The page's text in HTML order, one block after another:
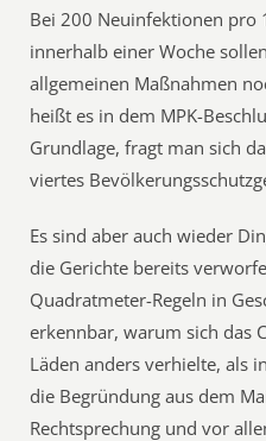
Bei 200 Neuinfektionen pro
innerhalb einer Woche
allgemeinen Maßnahmen
heißt es in dem MPK-
Grundlage, fragt man sich
viertes
Es sind aber auch wieder
die Gerichte bereits
Quadratmeter-Regeln in
erkennbar, warum sich das
Läden anders verhielte, als
die Begründung aus dem
Rechtsprechung und vor